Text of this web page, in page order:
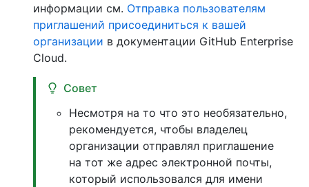
информации см. Отправка пользователям
приглашений присоединиться к вашей
организации в документации GitHub Enterprise
Cloud.
Совет
Несмотря на то что это необязательно,
рекомендуется, чтобы владелец
организации отправлял приглашение
на тот же адрес электронной почты,
который использовался для имени